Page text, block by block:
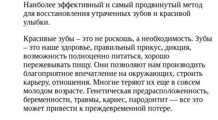
Наиболее эффективный и самый продвинутый метод
для восстановления утраченных зубов и красивой
улыбки.
Красивые зубы – это не роскошь, а необходимость. Зубы
– это наше здоровье, правильный прикус, дикция,
возможность полноценно питаться, хорошо
пережевывать пищу. Они позволяют нам производить
благоприятное впечатление на окружающих, строить
карьеру, отношения. Многие теряют их еще в совсем
молодом возрасте. Генетическая предрасположенность,
беременности, травмы, кариес, пародонтит — все это
может привести к преждевременной потере.